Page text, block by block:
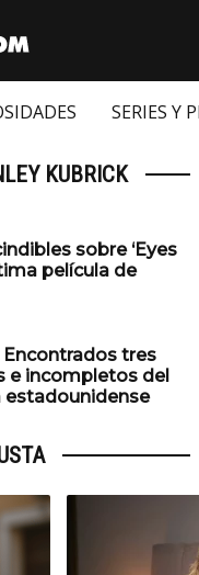
SERIES Y
KUBRICK
sobre ‘Eyes
película de
tres
e incompletos del
estadounidense